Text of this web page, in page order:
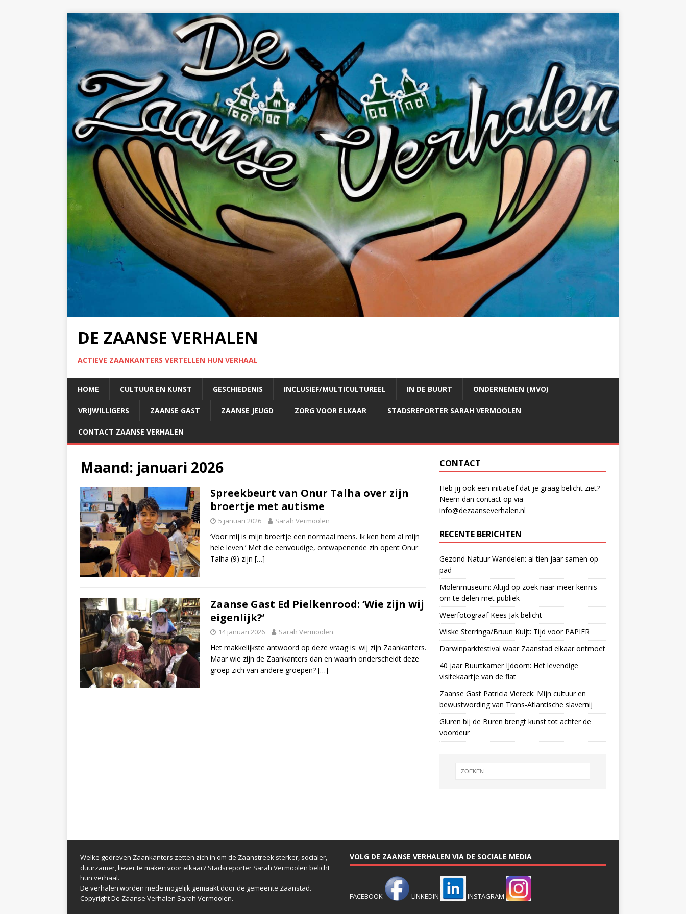
DE ZAANSE VERHALEN
ACTIEVE ZAANKANTERS VERTELLEN HUN VERHAAL
HOME CULTUUR EN KUNST GESCHIEDENIS INCLUSIEF/MULTICULTUREEL IN DE BUURT ONDERNEMEN (MVO)
VRIJWILLIGERS ZAANSE GAST ZAANSE JEUGD ZORG VOOR ELKAAR STADSREPORTER SARAH VERMOOLEN
CONTACT ZAANSE VERHALEN
Maand: januari 2026
Spreekbeurt van Onur Talha over zijn
broertje met autisme
5 januari 2026 Sarah Vermoolen
‘Voor mij is mijn broertje een normaal mens. Ik ken hem al mijn
hele leven.’ Met die eenvoudige, ontwapenende zin opent Onur
Talha (9) zijn […]
Zaanse Gast Ed Pielkenrood: ‘Wie zijn wij
eigenlijk?’
14 januari 2026 Sarah Vermoolen
Het makkelijkste antwoord op deze vraag is: wij zijn Zaankanters.
Maar wie zijn de Zaankanters dan en waarin onderscheidt deze
groep zich van andere groepen? […]
CONTACT
Heb jij ook een initiatief dat je graag belicht ziet?
Neem dan contact op via
info@dezaanseverhalen.nl
RECENTE BERICHTEN
Gezond Natuur Wandelen: al tien jaar samen op
pad
Molenmuseum: Altijd op zoek naar meer kennis
om te delen met publiek
Weerfotograaf Kees Jak belicht
Wiske Sterringa/Bruun Kuijt: Tijd voor PAPIER
Darwinparkfestival waar Zaanstad elkaar ontmoet
40 jaar Buurtkamer IJdoorn: Het levendige
visitekaartje van de flat
Zaanse Gast Patricia Viereck: Mijn cultuur en
bewustwording van Trans-Atlantische slavernij
Gluren bij de Buren brengt kunst tot achter de
voordeur
Welke gedreven Zaankanters zetten zich in om de Zaanstreek sterker, socialer,
duurzamer, liever te maken voor elkaar? Stadsreporter Sarah Vermoolen belicht
hun verhaal.
De verhalen worden mede mogelijk gemaakt door de gemeente Zaanstad.
Copyright De Zaanse Verhalen Sarah Vermoolen.
VOLG DE ZAANSE VERHALEN VIA DE SOCIALE MEDIA
FACEBOOK LINKEDIN INSTAGRAM